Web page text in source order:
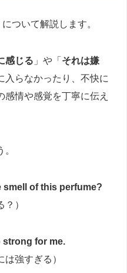
について解説します。
感じる 」や「 それは嫌
入らなかったり、不快に
情や感覚を丁寧に伝え
smell of this perfume?
）
strong for me.
は強すぎる）